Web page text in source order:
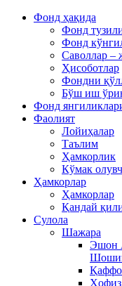
Фонд ҳақида
Фонд
Фонд
Саволлар –
Ҳисоботлар
Фондни
Бўш иш
Фонд
Фаолият
Лойиҳалар
Таълим
Ҳамкорлик
Кўмак
Ҳамкорлар
Ҳамкорлар
Қандай
Сулола
Шажара
Эшон